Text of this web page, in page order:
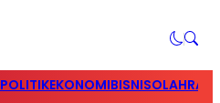
POLITIKEKONOMIBISNIS